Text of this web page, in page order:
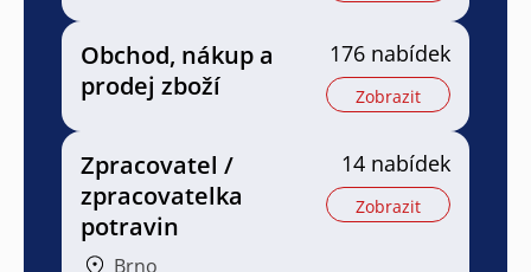
Obchod, nákup a
prodej zboží
176 nabídek
Zobrazit
Zpracovatel /
zpracovatelka
potravin
Brno
14 nabídek
Zobrazit